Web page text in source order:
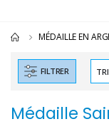
MÉDAILLE EN
FILTRER
Médaille